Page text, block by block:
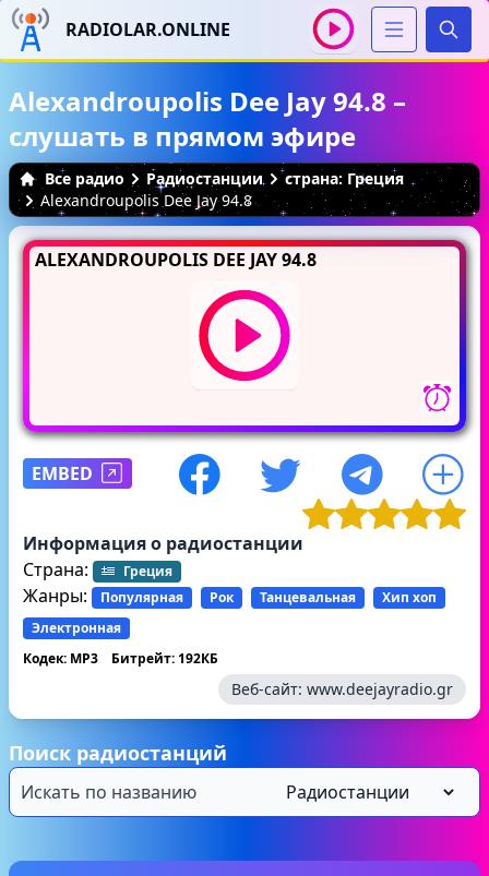
RADIOLAR.ONLINE
Alexandroupolis Dee Jay 94.8 –
слушать в прямом эфире
Все радио Радиостанции
страна: Греция
Alexandroupolis Dee Jay 94.8
ALEXANDROUPOLIS DEE JAY 94.8
EMBED
Информация о радиостанции
Страна:
Греция
Жанры: Популярная Рок Танцевальная
Хип хоп
Электронная
Кодек: MP3
Битрейт: 192КБ
Веб-сайт: www.deejayradio.gr
Поиск радиостанций